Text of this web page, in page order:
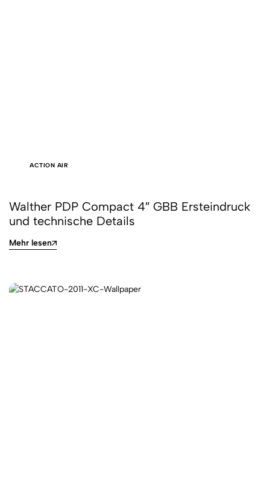
ACTION AIR
Walther PDP Compact 4″ GBB Ersteindruck
und technische Details
Mehr lesen